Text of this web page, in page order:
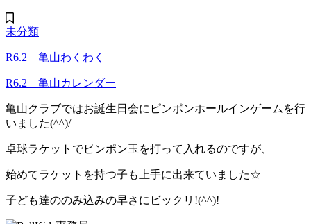
未分類
R6.2 亀山わくわく
R6.2 亀山カレンダー
亀山クラブではお誕生日会にピンポンホールインゲームを行
いました(^^)/
卓球ラケットでピンポン玉を打って入れるのですが、
始めてラケットを持つ子も上手に出来ていました☆
子ども達ののみ込みの早さにビックリ!(^^)!